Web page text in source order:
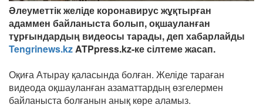
Әлеуметтік желіде коронавирус жұқтырған
адаммен байланыста болып, оқшауланған
тұрғындардың видеосы тарады, деп хабарлайды
Tengrinews.kzATPpress.kz-ке сілтеме жасап.
Оқиға Атырау қаласында болған. Желіде тараған
видеода оқшауланған азаматтардың өзгелермен
байланыста болғанын анық көре аламыз.